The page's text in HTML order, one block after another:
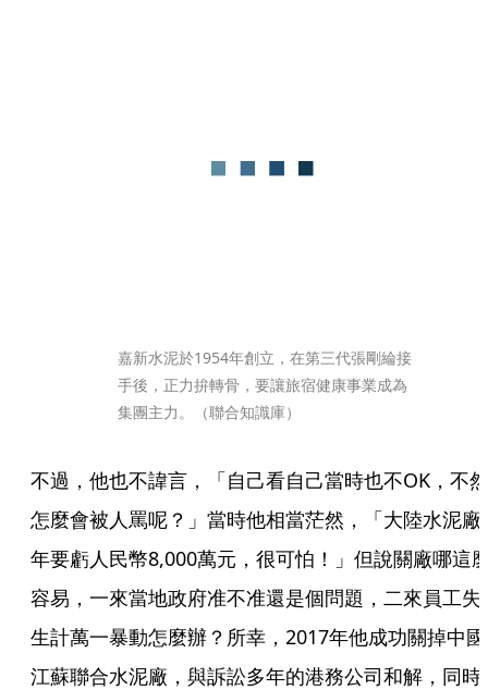
嘉新水泥於1954年創立，在第三代張剛綸接
手後，正力拚轉骨，要讓旅宿健康事業成為
集團主力。（聯合知識庫）
不過，他也不諱言，「自己看自己當時也不OK，不然
怎麼會被人罵呢？」當時他相當茫然，「大陸水泥廠
年要虧人民幣8,000萬元，很可怕！」但說關廠哪這
容易，一來當地政府准不准還是個問題，二來員工失
生計萬一暴動怎麼辦？所幸，2017年他成功關掉中國
江蘇聯合水泥廠，與訴訟多年的港務公司和解，同時